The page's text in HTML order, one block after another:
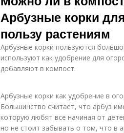
Арбузные корки
пользу растениям
Арбузные корки пользуются
используют как удобрение для
добавляют в компост.
Арбузные корки как удобрение в
Большинство считает, что арбуз
которую любят все начиная от
но не стоит забывать о том, что в